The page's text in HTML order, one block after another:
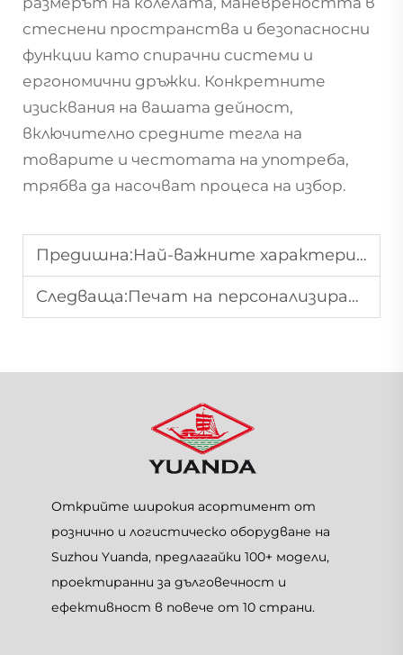
стеснени пространства и безопасносни
функции като спирачни системи и
ергономични дръжки. Конкретните
изисквания на вашата дейност,
включително средните тегла на
товарите и честотата на употреба,
трябва да насочват процеса на избор.
Предишна:Най-важните характеристики на съвременните колички за пазаруване
Следваща:Печат на персонализиран лого върху пазарски кошници
Открийте широкия асортимент от
рознично и логистическо оборудване на
Suzhou Yuanda, предлагайки 100+ модели,
проектиранни за дълговечност и
ефективност в повече от 10 страни.